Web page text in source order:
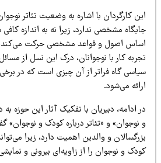
کارگردان با اشاره به وضعیت تئاتر نوجوان
مشخصی ندارد، زیرا نه به اندازه کافی
اصول و قواعد مشخصی حرکت می‌کند.
کار با نوجوانان، درک این نسل از مسائل
گاه فراتر از آن چیزی است که در برخی آثار
می‌شود.
ادامه، دبیریان با تفکیک آثار این حوزه به دو
نوجوان» و «تئاتر درباره کودک و نوجوان» گفت
و والدین اهمیت دارد، زیرا می‌تواند
و نوجوان را از زاویه‌ای بیرونی و نمایشی